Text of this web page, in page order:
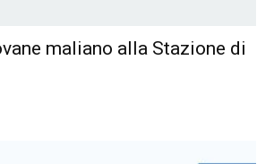
maliano alla Stazione di